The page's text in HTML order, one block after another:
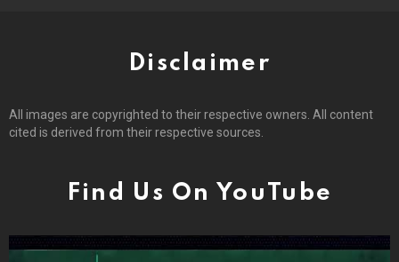
Disclaimer
All images are copyrighted to their respective owners. All content
cited is derived from their respective sources.
Find Us On YouTube